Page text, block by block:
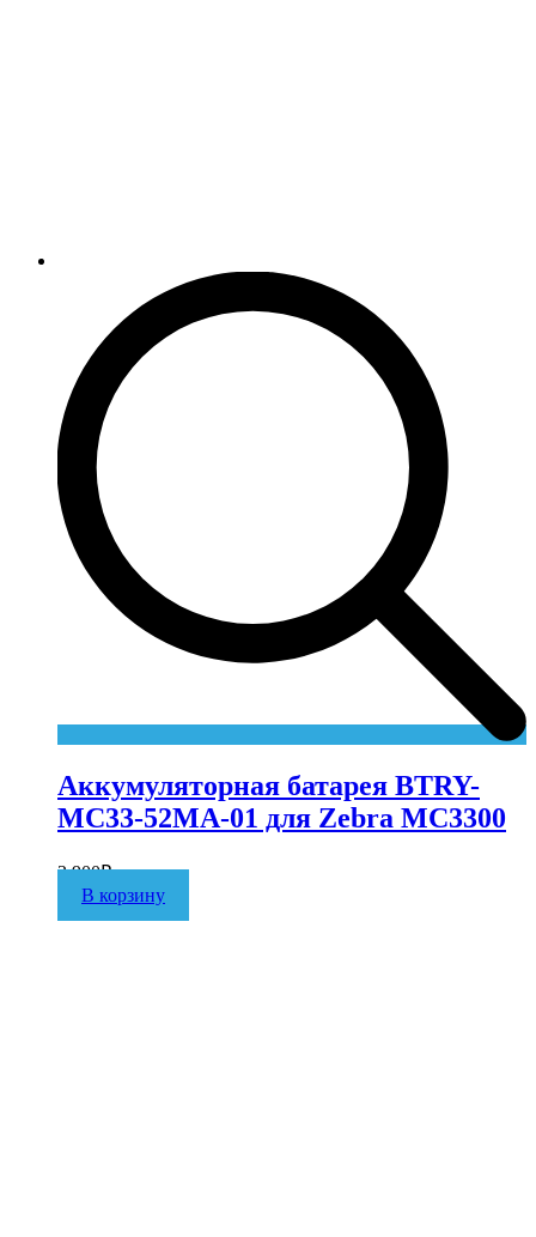
Аккумуляторная батарея BTRY-
MC33-52MA-01 для Zebra MC3300
3 900₽
В корзину